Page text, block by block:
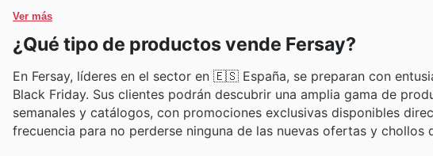
Ver más
¿Qué tipo de productos vende Fersay?
En Fersay, líderes en el sector en 🇪🇸 España, se preparan con
Black Friday. Sus clientes podrán descubrir una amplia gama de
semanales y catálogos, con promociones exclusivas disponibles
frecuencia para no perderse ninguna de las nuevas ofertas y chollos